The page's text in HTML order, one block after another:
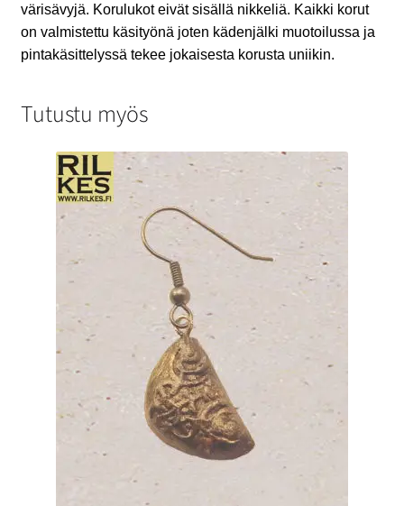
värisävyjä. Korulukot eivät sisällä nikkeliä. Kaikki korut
on valmistettu käsityönä joten kädenjälki muotoilussa ja
pintakäsittelyssä tekee jokaisesta korusta uniikin.
Tutustu myös